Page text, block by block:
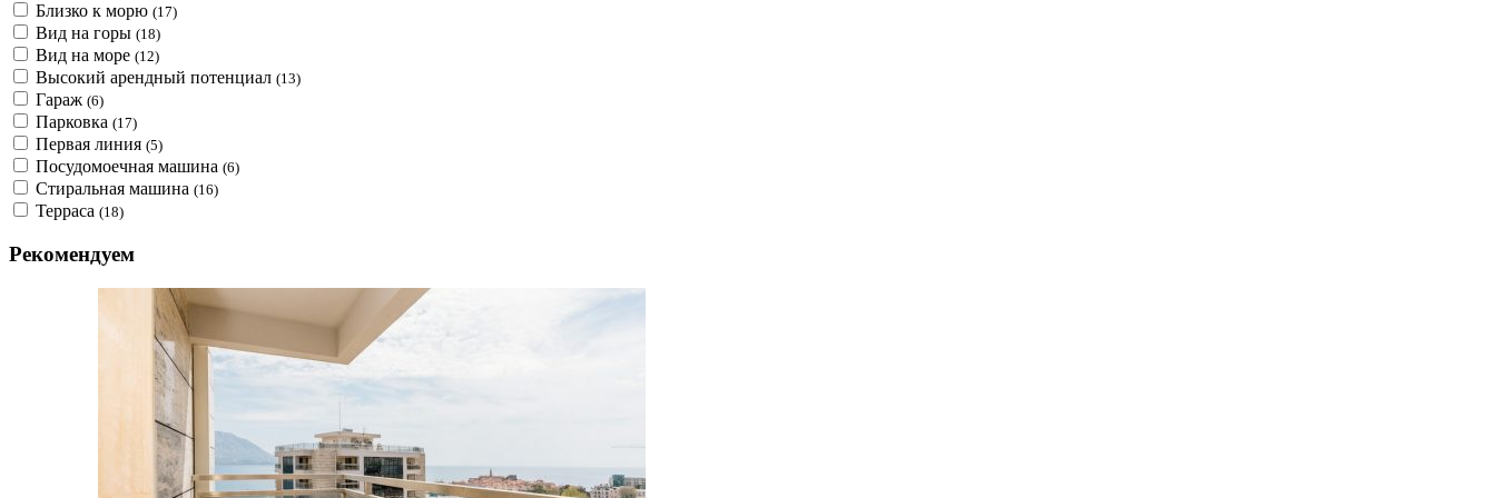
Близко к морю (17)
Вид на горы (18)
Вид на море (12)
Высокий арендный потенциал (13)
Гараж (6)
Парковка (17)
Первая линия (5)
Посудомоечная машина (6)
Стиральная машина (16)
Терраса (18)
Рекомендуем